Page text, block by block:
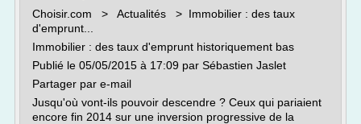
Choisir.com > Actualités > Immobilier : des taux
d'emprunt...
Immobilier : des taux d'emprunt historiquement bas
Publié le 05/05/2015 à 17:09 par Sébastien Jaslet
Partager par e-mail
Jusqu'où vont-ils pouvoir descendre ? Ceux qui pariaient
encore fin 2014 sur une inversion progressive de la